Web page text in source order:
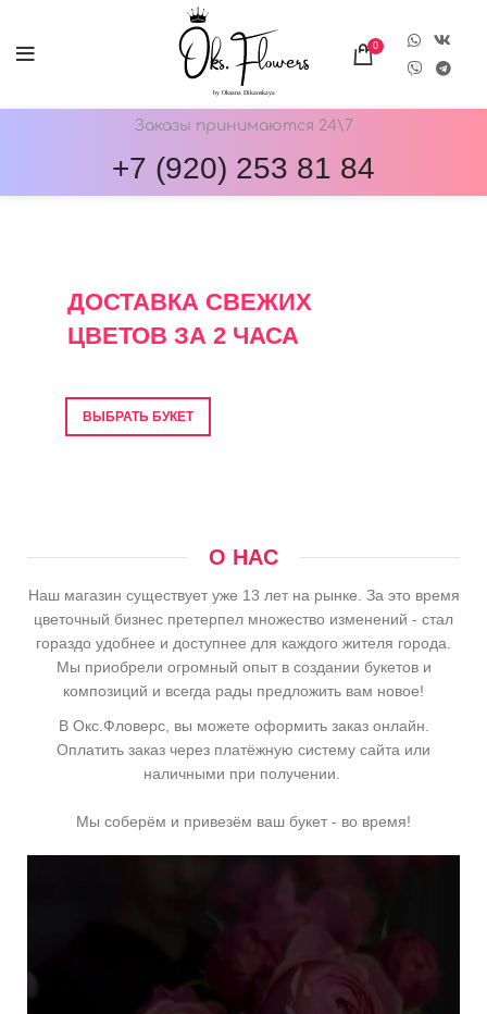
0
Заказы принимаются 24\7
+7 (920) 253 81 84
ДОСТАВКА СВЕЖИХ
ЦВЕТОВ ЗА 2 ЧАСА
ВЫБРАТЬ БУКЕТ
О НАС
Наш магазин существует уже 13 лет на рынке. За это время
цветочный бизнес претерпел множество изменений - стал
гораздо удобнее и доступнее для каждого жителя города.
Мы приобрели огромный опыт в создании букетов и
композиций и всегда рады предложить вам новое!
В Окс.Фловерс, вы можете оформить заказ онлайн.
Оплатить заказ через платёжную систему сайта или
наличными при получении.
Мы соберём и привезём ваш букет - во время!